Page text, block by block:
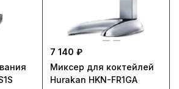
7 140 ₽
Миксер для коктейлей
Hurakan HKN-FR1GA